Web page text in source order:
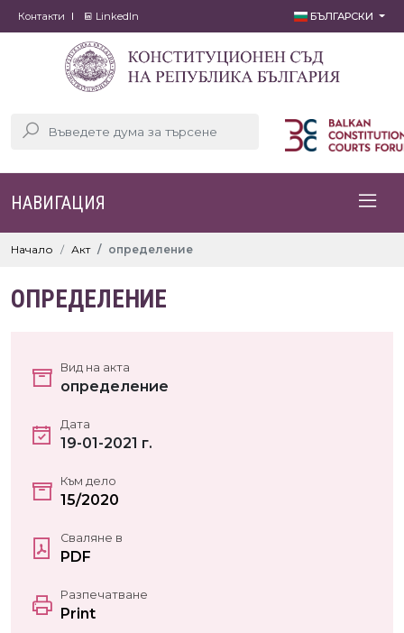
Контакти LinkedIn БЪЛГАРСКИ
НАВИГАЦИЯ
Начало Акт определение
ОПРЕДЕЛЕНИЕ
Вид на акта
определение
Дата
19-01-2021 г.
Към дело
15/2020
Сваляне в
PDF
Разпечатване
Print